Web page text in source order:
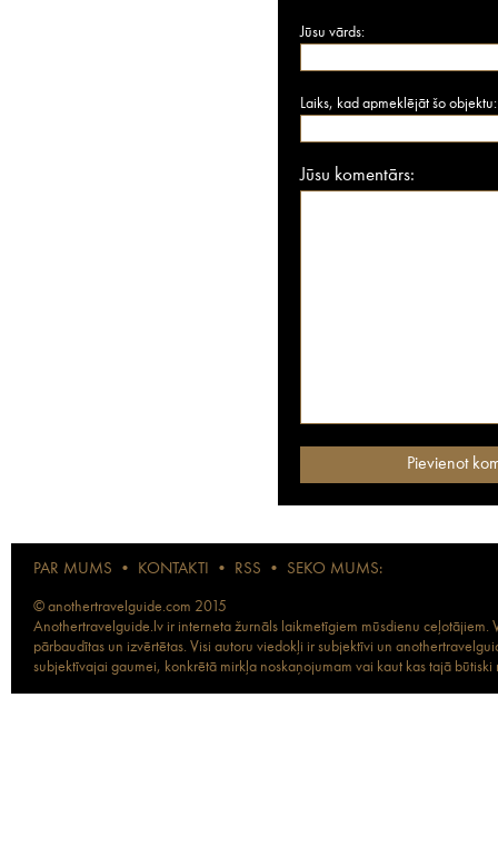
Jūsu vārds:
Laiks, kad apmeklējāt šo objektu:
Jūsu komentārs:
PAR MUMS • KONTAKTI • RSS • SEKO MUMS:
© anothertravelguide.com 2015
Anothertravelguide.lv ir interneta žurnāls laikmetīgiem mūsdienu
pārbaudītas un izvērtētas. Visi autoru viedokļi ir subjektīvi un
subjektīvajai gaumei, konkrētā mirkļa noskaņojumam vai kaut kas tajā